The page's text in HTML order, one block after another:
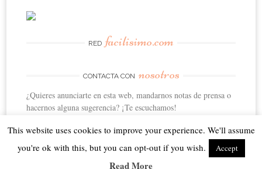
RED facilisimo.com
CONTACTA CON nosotros
¿Quieres anunciarte en esta web, mandarnos notas de prensa o
hacernos alguna sugerencia? ¡Te escuchamos!
This website uses cookies to improve your experience. We'll assume
you're ok with this, but you can opt-out if you wish.
Accept
Read More